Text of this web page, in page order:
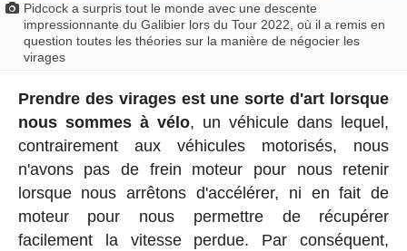
Pidcock a surpris tout le monde avec une descente
impressionnante du Galibier lors du Tour 2022, où il a remis en
question toutes les théories sur la manière de négocier les
virages
Prendre des virages est une sorte d'art lorsque
nous sommes à vélo, un véhicule dans lequel,
contrairement aux véhicules motorisés, nous
n'avons pas de frein moteur pour nous retenir
lorsque nous arrêtons d'accélérer, ni en fait de
moteur pour nous permettre de récupérer
facilement la vitesse perdue. Par conséquent,